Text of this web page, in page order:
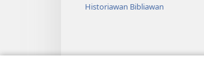
Historiawan Bibliawan